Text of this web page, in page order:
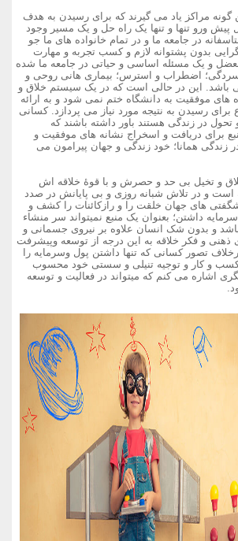
گونه مراکز یاد می گیرند که برای رسیدن به هدف
ورو تنها و تنها یک راه حل و یک مسیر وجود
در جامعه ما و در تمام خانواده های ما جو
بدون پشتوانه لازم و کسب تجربه و مهارت
معضل و یک مسئله اساسی و حیاتی در جامعه ما شده
اضطراب و استرس؛ بیماری هانی روحی و
باشد. این در حالی است که در یک سیستم خلاق و
های موفقیت به دانشگاه ختم نمی شود و به ارائه
برای رسیدن به نتیجه مورد نیاز می پردازد. کسانی
تحول در زندگی هستند باور داشته باشند که
برای دریافت و اسخراج نشانه های موفقیت و
زندگی همانا؛ خود زندگی و جهان پیرامون می
و تخیل بی حد و حصرش و با قوۀ خلاقه اش
است و در تلاش شبانه روزی و بی پایانش در صدد
های جهان خلقت را و رازکائنات را کشف و
داشتن؛ بعنوان یک منبع نمیتواند سر منشاء
باشد و بدون شک انسان علاوه بر نیروی جسمانی و
ذهنی و فکر خلاقه به این درجه از توسعه وپیشرفت
تصور کسانی که تنها داشتن پول وسرمایه را
کسب و کار و توجیه تنیلی و سستی خود محسوب
اشاره می کنم که میتواند در فعالیت و توسعه